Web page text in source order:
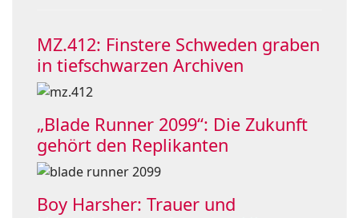
MZ.412: Finstere Schweden graben
in tiefschwarzen Archiven
„Blade Runner 2099“: Die Zukunft
gehört den Replikanten
Boy Harsher: Trauer und